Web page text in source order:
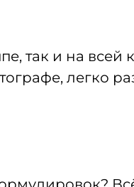
так и на всей
легко